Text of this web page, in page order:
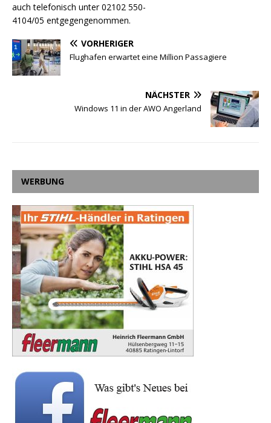
auch telefonisch unter 02102 550-
4104/05 entgegengenommen.
VORHERIGER
Flughafen erwartet eine Million Passagiere
NÄCHSTER
Windows 11 in der AWO Angerland
WERBUNG